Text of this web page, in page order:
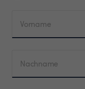
Vorname
Nachname